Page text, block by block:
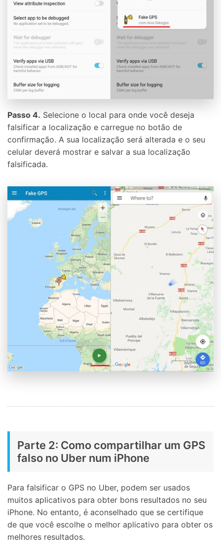
Passo 4. Selecione o local para onde você deseja
falsificar a localização e carregue no botão de
confirmação. A sua localização será alterada e o seu
celular deverá mostrar e salvar a sua localização
falsificada.
Parte 2: Como compartilhar um GPS
falso no Uber num iPhone
Para falsificar o GPS no Uber, podem ser usados
muitos aplicativos para obter bons resultados no seu
iPhone. No entanto, é aconselhado que se certifique
de que você escolhe o melhor aplicativo para obter os
melhores resultados.